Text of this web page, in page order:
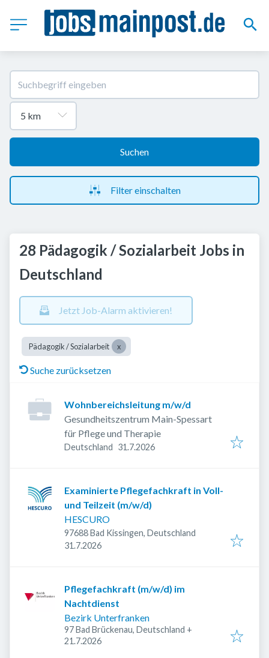
Suchen
Filter einschalten
28 Pädagogik / Sozialarbeit Jobs in
Deutschland
Jetzt Job-Alarm aktivieren!
Pädagogik / Sozialarbeit
Suche zurücksetzen
Wohnbereichsleitung m/w/d
Gesundheitszentrum Main-Spessart
für Pflege und Therapie
Deutschland Veröffentlicht
31.7.2026
Examinierte Pflegefachkraft in Voll-
und Teilzeit (m/w/d)
HESCURO
97688 Bad Kissingen, Deutschland
Veröffentlicht
31.7.2026
Pflegefachkraft (m/w/d) im
Nachtdienst
Bezirk Unterfranken
97 Bad Brückenau, Deutschland +
Veröffentlicht
21.7.2026